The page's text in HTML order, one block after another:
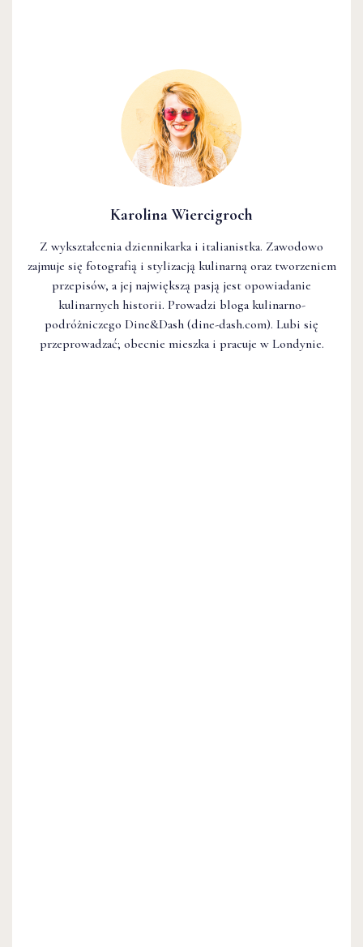
Karolina Wiercigroch
Z wykształcenia dziennikarka i italianistka. Zawodowo
zajmuje się fotografią i stylizacją kulinarną oraz tworzeniem
przepisów, a jej największą pasją jest opowiadanie
kulinarnych historii. Prowadzi bloga kulinarno-
podróżniczego Dine&Dash (dine-dash.com). Lubi się
przeprowadzać; obecnie mieszka i pracuje w Londynie.